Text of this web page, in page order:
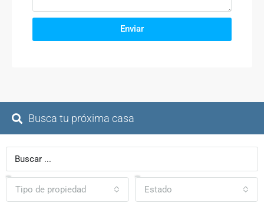
Enviar
Busca tu próxima casa
Tipo de propiedad Estado